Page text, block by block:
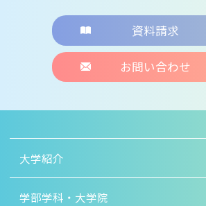
資料請求
お問い合わせ
大学紹介
学部学科・大学院